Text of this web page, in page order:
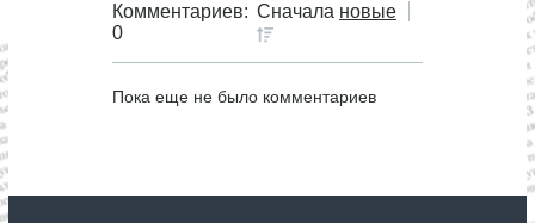
Комментариев:
0
Сначала новые
Пока еще не было комментариев